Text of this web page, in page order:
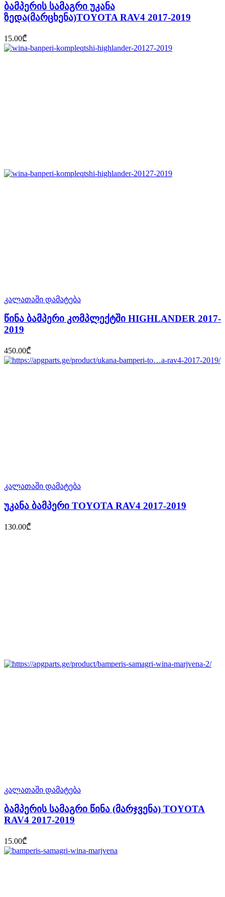
ბამპერის სამაგრი უკანა
ზედა(მარცხენა)TOYOTA RAV4 2017-2019
15.00₾
კალათაში დამატება
წინა ბამპერი კომპლექტში HIGHLANDER 2017-
2019
450.00₾
კალათაში დამატება
უკანა ბამპერი TOYOTA RAV4 2017-2019
130.00₾
კალათაში დამატება
ბამპერის სამაგრი წინა (მარჯვენა) TOYOTA
RAV4 2017-2019
15.00₾